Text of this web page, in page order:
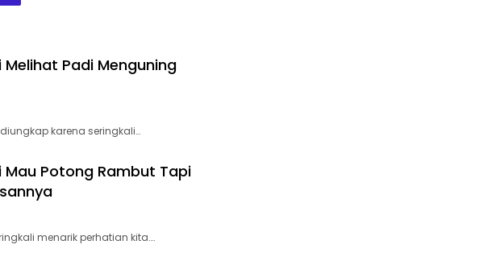
Padi Menguning
karena seringkali…
Potong Rambut Tapi
menarik perhatian kita….